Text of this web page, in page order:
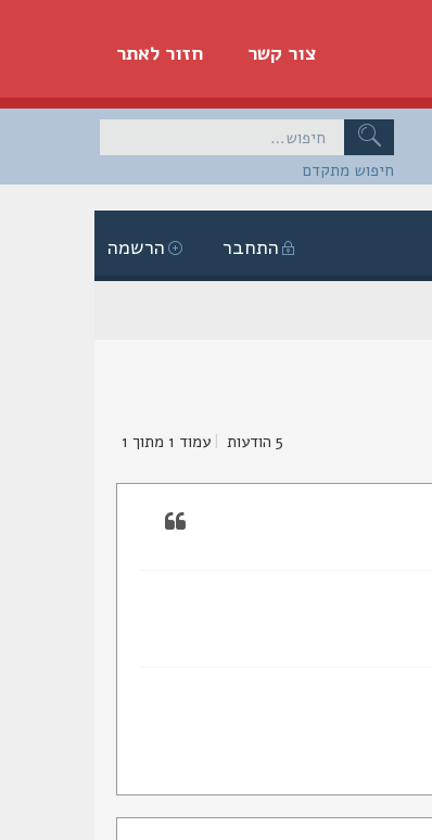
חזור לאתר צור קשר
חיפוש מתקדם
הרשמה התחבר
5 הודעות | עמוד 1 מתוך 1